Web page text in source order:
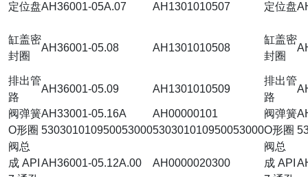
定位盘AH36001-05A.07 AH1301010507 定位盘
缸盖密
封圈
AH36001-05.08 AH1301010508
缸盖密
封圈
排出管
路
AH36001-05.09 AH1301010509
排出管
路
阀弹簧AH33001-05.16A AH00000101 阀弹簧
O形圈 530301010950053000530301010950053000O形圈
阀总
成 API AH36001-05.12A.00 AH0000020300
阀总
成 API